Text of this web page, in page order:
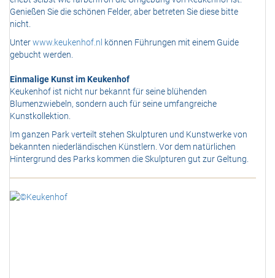
Genießen Sie die schönen Felder, aber betreten Sie diese bitte
nicht.
Unterwww.keukenhof.nl können Führungen mit einem Guide
gebucht werden.
Einmalige Kunst im Keukenhof
Keukenhof ist nicht nur bekannt für seine blühenden
Blumenzwiebeln, sondern auch für seine umfangreiche
Kunstkollektion.
Im ganzen Park verteilt stehen Skulpturen und Kunstwerke von
bekannten niederländischen Künstlern. Vor dem natürlichen
Hintergrund des Parks kommen die Skulpturen gut zur Geltung.